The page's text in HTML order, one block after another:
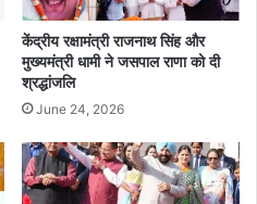
केंद्रीय रक्षामंत्री राजनाथ सिंह और
मुख्यमंत्री धामी ने जसपाल राणा को दी
श्रद्धांजलि
June 24, 2026